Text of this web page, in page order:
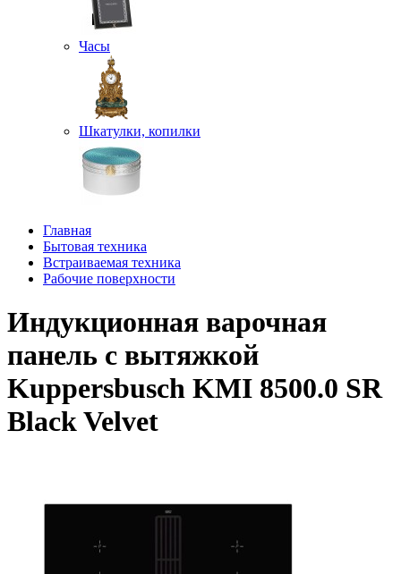
Часы
Шкатулки, копилки
Главная
Бытовая техника
Встраиваемая техника
Рабочие поверхности
Индукционная варочная
панель с вытяжкой
Kuppersbusch KMI 8500.0 SR
Black Velvet